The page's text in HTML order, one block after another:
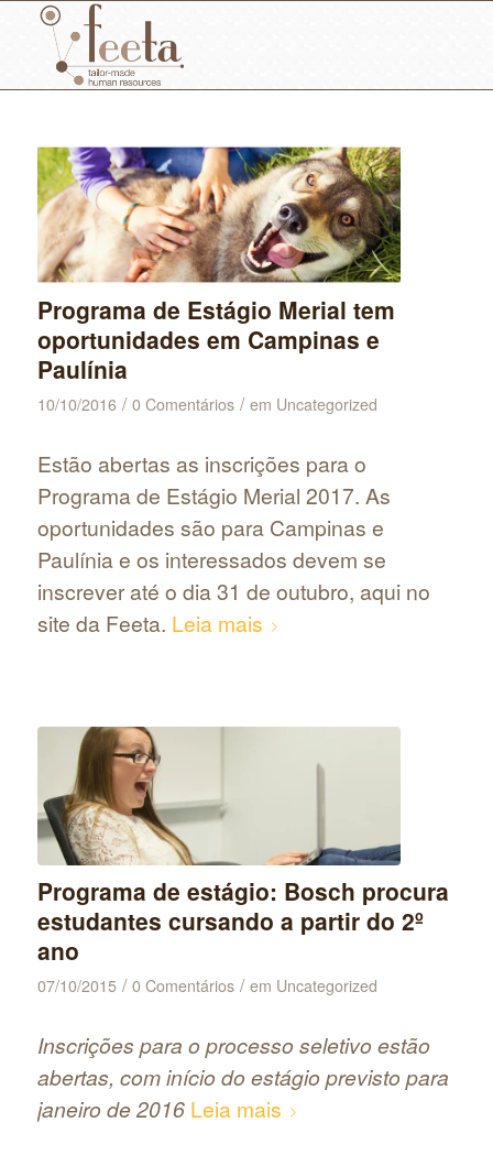
Programa de Estágio Merial tem
oportunidades em Campinas e
Paulínia
10/10/2016 / 0 Comentários / em Uncategorized
Estão abertas as inscrições para o
Programa de Estágio Merial 2017. As
oportunidades são para Campinas e
Paulínia e os interessados devem se
inscrever até o dia 31 de outubro, aqui no
site da Feeta. Leia mais
Programa de estágio: Bosch procura
estudantes cursando a partir do 2º
ano
07/10/2015 / 0 Comentários / em Uncategorized
Inscrições para o processo seletivo estão
abertas, com início do estágio previsto para
janeiro de 2016 Leia mais